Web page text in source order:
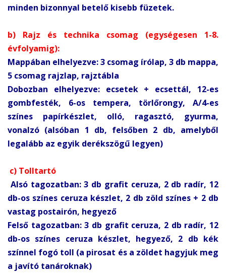
minden bizonnyal betelő kisebb füzetek.
b) Rajz és technika csomag (egységesen 1-8.
évfolyamig):
Mappában elhelyezve: 3 csomag írólap, 3 db mappa,
5 csomag rajzlap, rajztábla
Dobozban elhelyezve: ecsetek + ecsettál, 12-es
gombfesték, 6-os tempera, törlőrongy, A/4-es
színes papírkészlet, olló, ragasztó, gyurma,
vonalzó (alsóban 1 db, felsőben 2 db, amelyből
legalább az egyik derékszögű legyen)
c) Tolltartó
Alsó tagozatban: 3 db grafit ceruza, 2 db radír, 12
db-os színes ceruza készlet, 2 db zöld színes + 2 db
vastag postairón, hegyező
Felső tagozatban: 3 db grafit ceruza, 2 db radír, 12
db-os színes ceruza készlet, hegyező, 2 db kék
színnel fogó toll (a pirosat és a zöldet hagyjuk meg
a javító tanároknak)